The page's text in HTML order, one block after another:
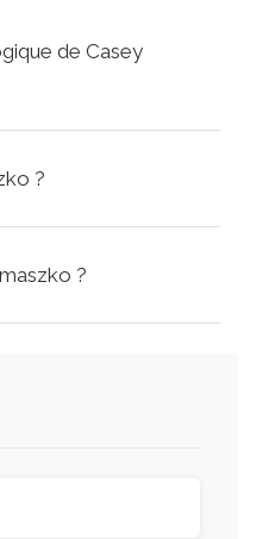
de Casey
?
?